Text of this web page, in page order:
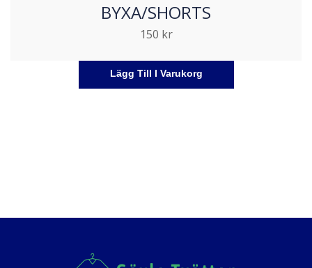
BYXA/SHORTS
150 kr
Lägg Till I Varukorg